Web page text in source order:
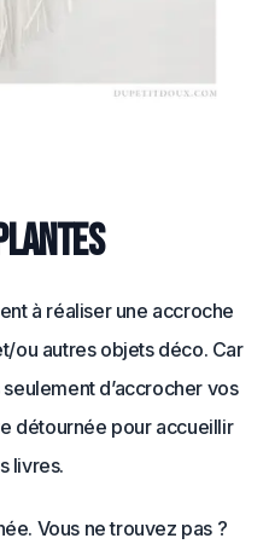
à réaliser une accroche
ou autres objets déco. Car
d’accrocher vos
détournée pour accueillir
livres.
Vous ne trouvez pas ?